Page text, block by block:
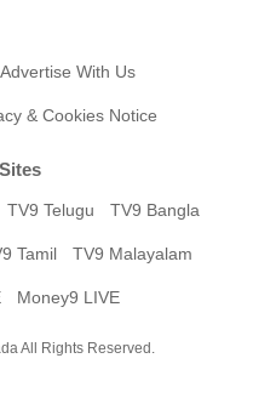
Advertise With Us
& Cookies Notice
TV9 Telugu TV9 Bangla
Tamil TV9 Malayalam
Money9 LIVE
All Rights Reserved.